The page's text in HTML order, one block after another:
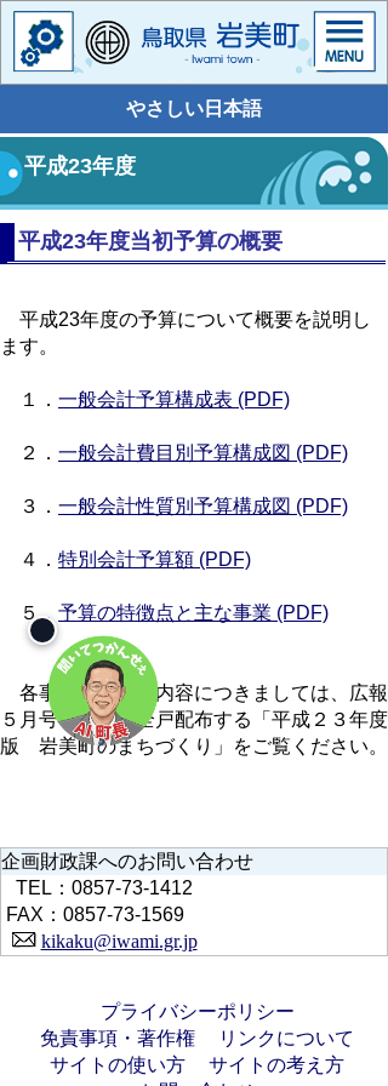
やさしい日本語
平成23年度
平成23年度当初予算の概要
平成23年度の予算について概要を説明し
ます。
１． 一般会計予算構成表 (PDF)
２． 一般会計費目別予算構成図 (PDF)
３． 一般会計性質別予算構成図 (PDF)
４． 特別会計予算額 (PDF)
５． 予算の特徴点と主な事業 (PDF)
各事業の詳しい内容につきましては、広報
５月号と併せて全戸配布する「平成２３年度
版 岩美町のまちづくり」をご覧ください。
企画財政課へのお問い合わせ
TEL：0857-73-1412
FAX：0857-73-1569
kikaku@iwami.gr.jp
プライバシーポリシー
免責事項・著作権
リンクについて
サイトの使い方
サイトの考え方